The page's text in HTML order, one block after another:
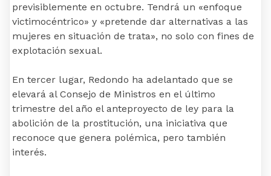
previsiblemente en octubre. Tendrá un «enfoque
victimocéntrico» y «pretende dar alternativas a las
mujeres en situación de trata», no solo con fines de
explotación sexual.
En tercer lugar, Redondo ha adelantado que se
elevará al Consejo de Ministros en el último
trimestre del año el anteproyecto de ley para la
abolición de la prostitución, una iniciativa que
reconoce que genera polémica, pero también
interés.